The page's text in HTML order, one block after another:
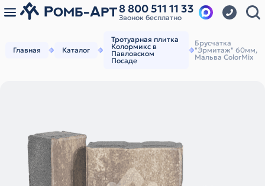
8 800 511 11 33
Звонок бесплатно
Главная Каталог
Тротуарная плитка
Колормикс в
Павловском
Посаде
Брусчатка
"Эрмитаж" 60мм,
Мальва ColorMix